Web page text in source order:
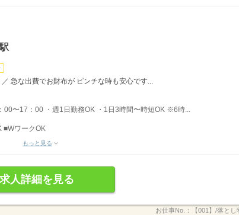
急な出費でお財布が ピンチな時も安心です...
〜17：00 ・週1日勤務OK ・1日3時間〜時短OK ※6時...
■WワークOK
もっと見る
求人詳細を見る
お仕事No.： 【001】/落と